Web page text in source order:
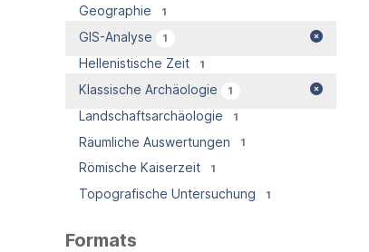
Geographie 1
GIS-Analyse 1
Hellenistische Zeit 1
Klassische Archäologie 1
Landschaftsarchäologie 1
Räumliche Auswertungen 1
Römische Kaiserzeit 1
Topografische Untersuchung 1
Formats